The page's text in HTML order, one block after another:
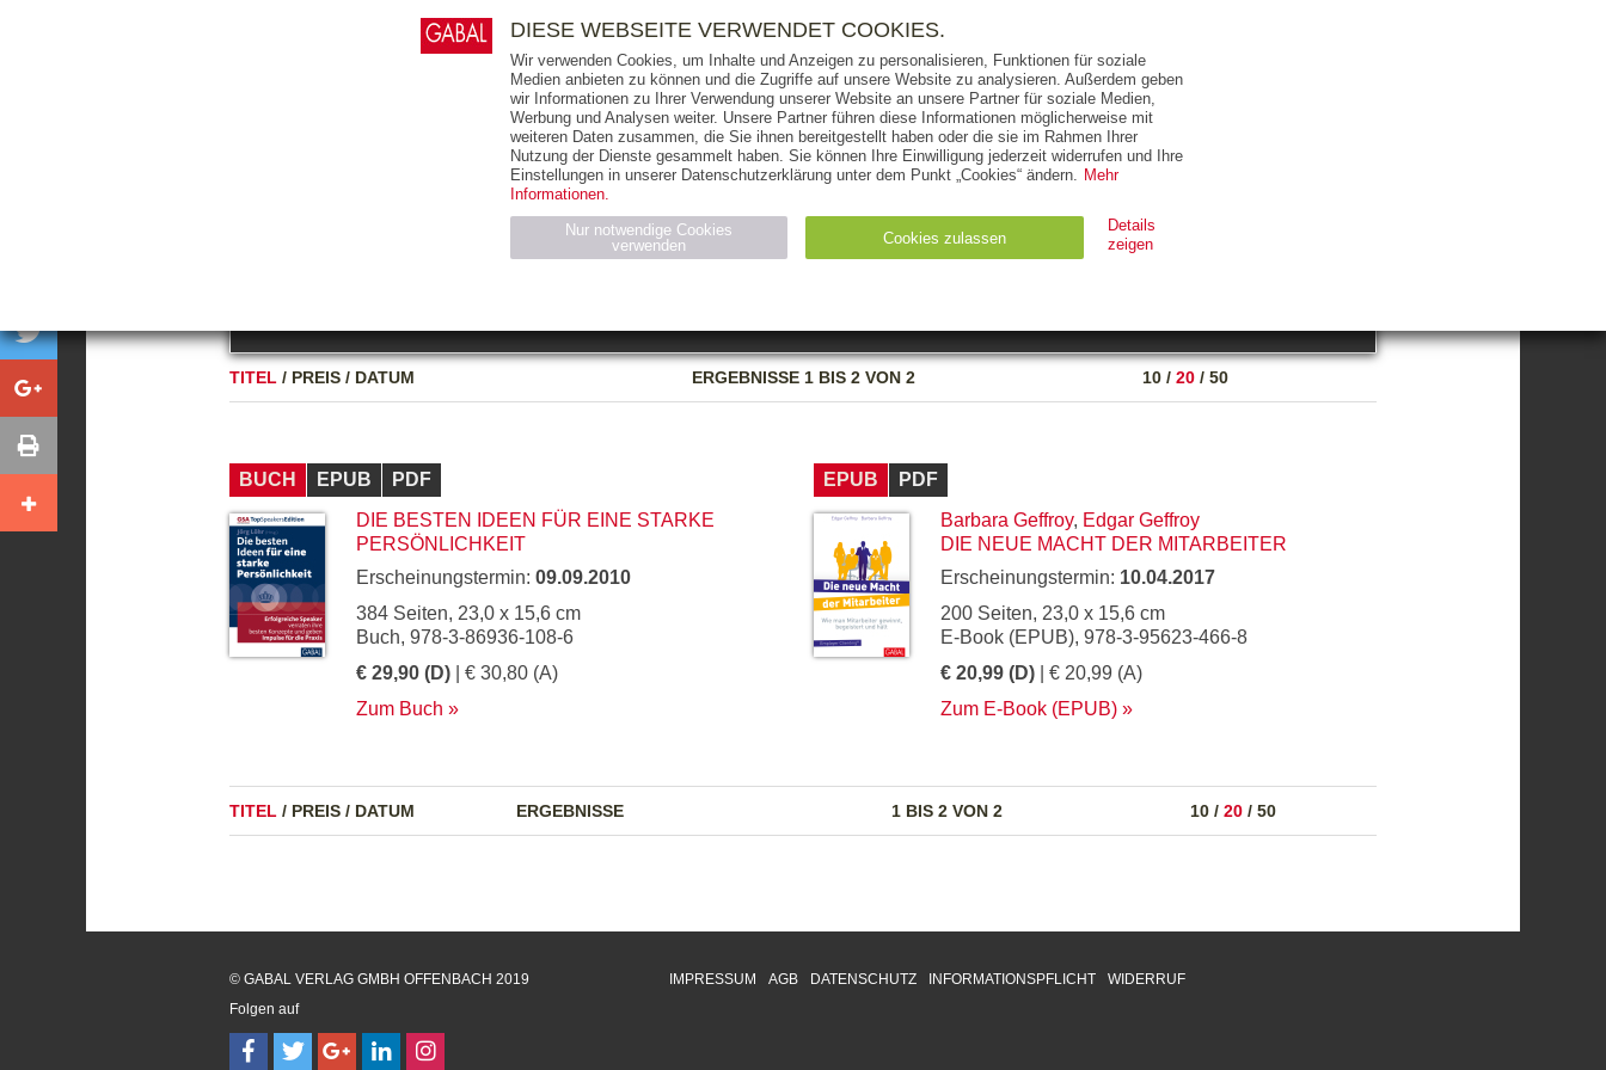
AUSGABEART AUS DER REIHE ZUM THEMA
TITEL / PREIS / DATUM ERGEBNISSE1 BIS 2 VON 2 10 / 20 / 50
BUCH EPUB
PDF
DIE BESTEN IDEEN FÜR EINE STARKE
PERSÖNLICHKEIT
Erscheinungstermin: 09.09.2010
384 Seiten, 23,0 x 15,6 cm
Buch, 978-3-86936-108-6
€ 29,90 (D) | € 30,80 (A)
Zum Buch
EPUB
PDF
Barbara Geffroy, Edgar Geffroy
DIE NEUE MACHT DER MITARBEITER
Erscheinungstermin: 10.04.2017
200 Seiten, 23,0 x 15,6 cm
E-Book (EPUB), 978-3-95623-466-8
€ 20,99 (D) | € 20,99 (A)
Zum E-Book (EPUB)
TITEL / PREIS / DATUM ERGEBNISSE 1 BIS 2 VON 2 10 / 20 / 50
E-BOOKS AUDIO-CDS MP3 NON-BOOKS
THEMEN AUTOREN VERLAG
RIGHTS PRESSE HANDEL FÜR UNTERNEHMEN
IMPRESSUM AGB DATENSCHUTZ INFORMATIONSPFLICHT WIDERRUF
© GABAL VERLAG GMBH OFFENBACH 2019
Folgen auf
DIESE WEBSEITE VERWENDET COOKIES.
Wir verwenden Cookies, um Inhalte und Anzeigen zu personalisieren, Funktionen für soziale
Medien anbieten zu können und die Zugriffe auf unsere Website zu analysieren. Außerdem geben
wir Informationen zu Ihrer Verwendung unserer Website an unsere Partner für soziale Medien,
Werbung und Analysen weiter. Unsere Partner führen diese Informationen möglicherweise mit
weiteren Daten zusammen, die Sie ihnen bereitgestellt haben oder die sie im Rahmen Ihrer
Nutzung der Dienste gesammelt haben. Sie können Ihre Einwilligung jederzeit widerrufen und Ihre
Einstellungen in unserer Datenschutzerklärung unter dem Punkt „Cookies“ ändern. Mehr
Informationen.
Nur notwendige Cookies
verwenden
Cookies zulassen
Details
zeigen
Name Anbieter Zweck Ablauf
Typ
Wird für die Speicherung der Benutzer-Session verwendet HTTP